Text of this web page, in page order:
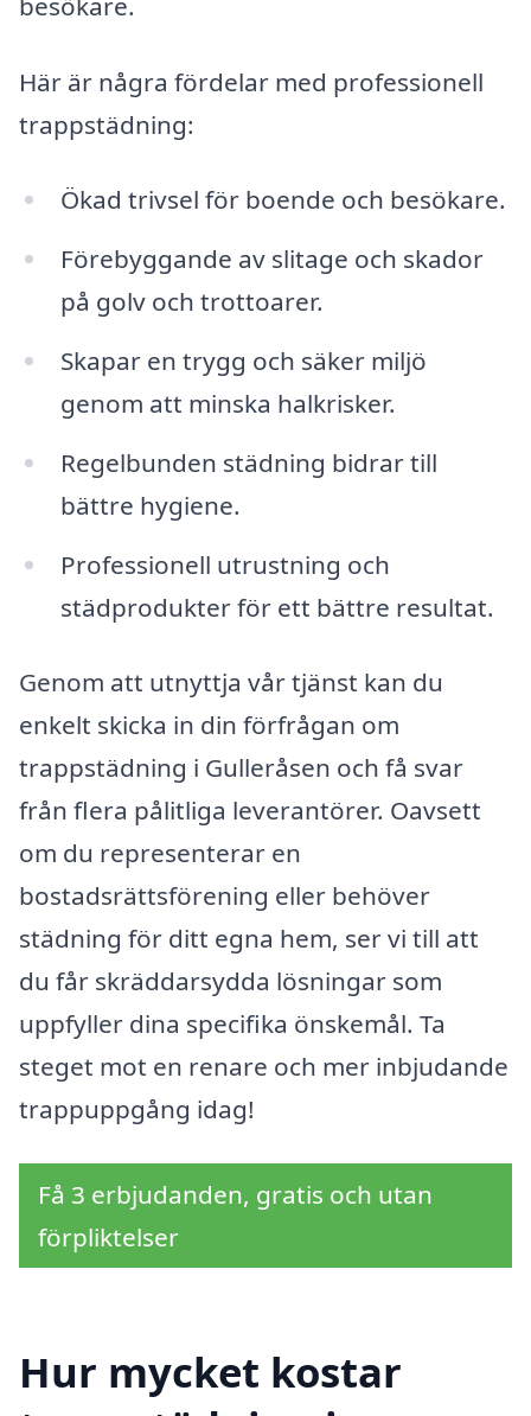
Här är några fördelar med professionell
trappstädning:
Ökad trivsel för boende och besökare.
Förebyggande av slitage och skador
på golv och trottoarer.
Skapar en trygg och säker miljö
genom att minska halkrisker.
Regelbunden städning bidrar till
bättre hygiene.
Professionell utrustning och
städprodukter för ett bättre resultat.
Genom att utnyttja vår tjänst kan du
enkelt skicka in din förfrågan om
trappstädning i Gulleråsen och få svar
från flera pålitliga leverantörer. Oavsett
om du representerar en
bostadsrättsförening eller behöver
städning för ditt egna hem, ser vi till att
du får skräddarsydda lösningar som
uppfyller dina specifika önskemål. Ta
steget mot en renare och mer inbjudande
trappuppgång idag!
Få 3 erbjudanden, gratis och utan
förpliktelser
Hur mycket kostar